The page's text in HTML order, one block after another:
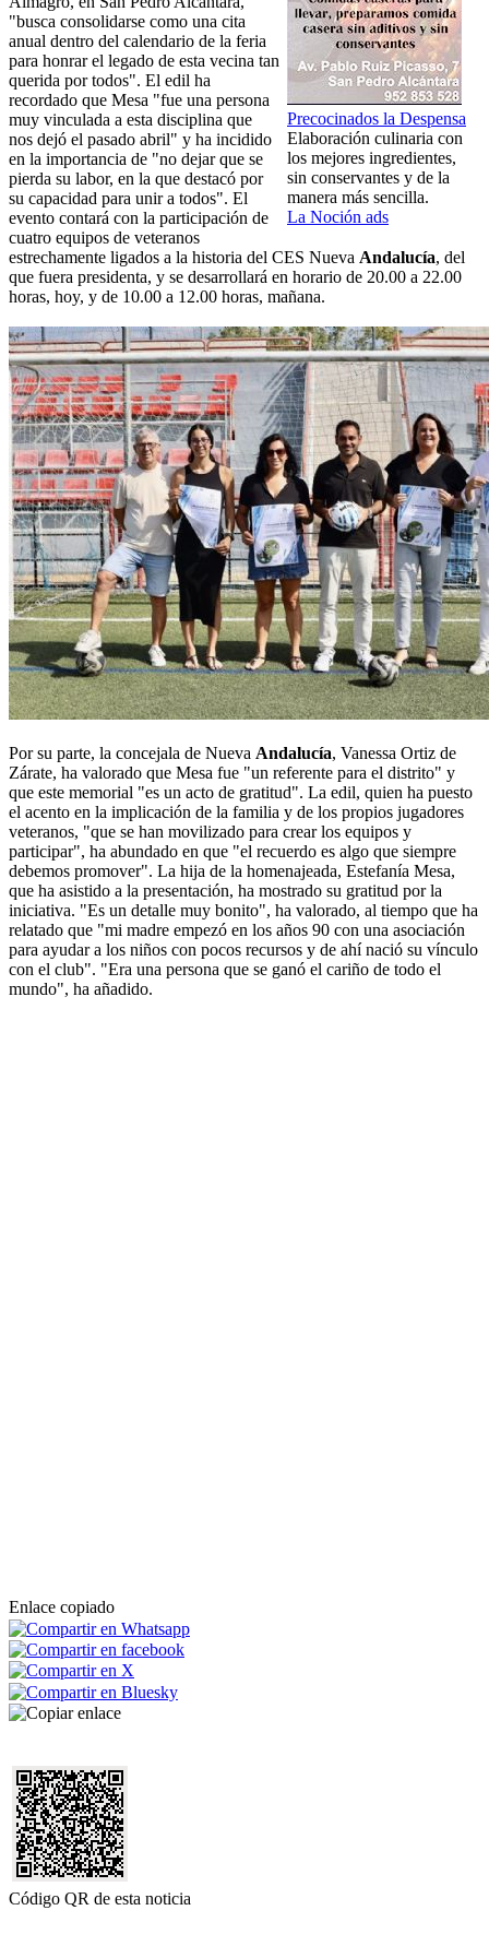
Precocinados la Despensa
Elaboración culinaria con
los mejores ingredientes,
sin conservantes y de la
manera más sencilla.
La Noción ads
"busca consolidarse como una cita
anual dentro del calendario de la feria
para honrar el legado de esta vecina tan
querida por todos". El edil ha
recordado que Mesa "fue una persona
muy vinculada a esta disciplina que
nos dejó el pasado abril" y ha incidido
en la importancia de "no dejar que se
pierda su labor, en la que destacó por
su capacidad para unir a todos". El
evento contará con la participación de
cuatro equipos de veteranos
estrechamente ligados a la historia del CES Nueva Andalucía, del
que fuera presidenta, y se desarrollará en horario de 20.00 a 22.00
horas, hoy, y de 10.00 a 12.00 horas, mañana.
Por su parte, la concejala de Nueva Andalucía, Vanessa Ortiz de
Zárate, ha valorado que Mesa fue "un referente para el distrito" y
que este memorial "es un acto de gratitud". La edil, quien ha puesto
el acento en la implicación de la familia y de los propios jugadores
veteranos, "que se han movilizado para crear los equipos y
participar", ha abundado en que "el recuerdo es algo que siempre
debemos promover". La hija de la homenajeada, Estefanía Mesa,
que ha asistido a la presentación, ha mostrado su gratitud por la
iniciativa. "Es un detalle muy bonito", ha valorado, al tiempo que ha
relatado que "mi madre empezó en los años 90 con una asociación
para ayudar a los niños con pocos recursos y de ahí nació su vínculo
con el club". "Era una persona que se ganó el cariño de todo el
mundo", ha añadido.
Enlace copiado
Código QR de esta noticia